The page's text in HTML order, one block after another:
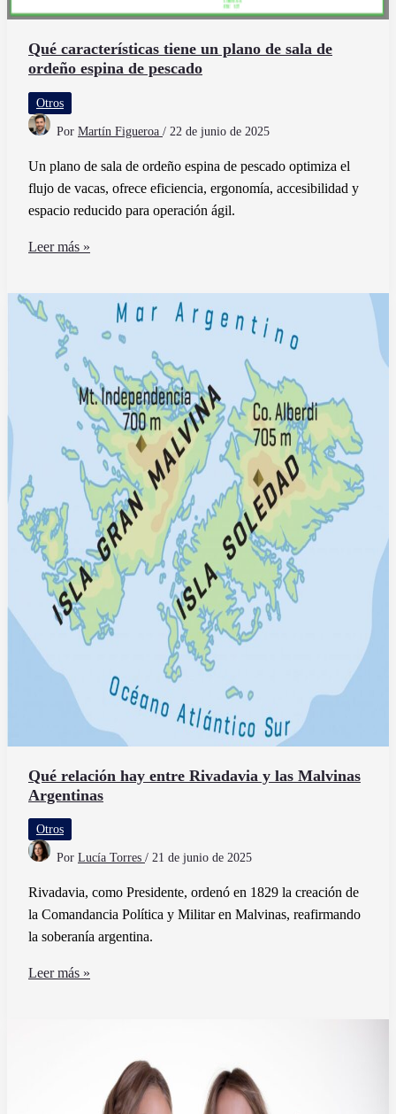
Qué características tiene un plano de sala de
ordeño espina de pescado
Otros
Por Martín Figueroa / 22 de junio de 2025
Un plano de sala de ordeño espina de pescado optimiza el
flujo de vacas, ofrece eficiencia, ergonomía, accesibilidad y
espacio reducido para operación ágil.
Qué
tiene
un
espina
pescado
Leer más »
Qué relación hay entre Rivadavia y las Malvinas
Argentinas
Otros
Por Lucía Torres / 21 de junio de 2025
Rivadavia, como Presidente, ordenó en 1829 la creación de
la Comandancia Política y Militar en Malvinas, reafirmando
la soberanía argentina.
Qué
Leer más »